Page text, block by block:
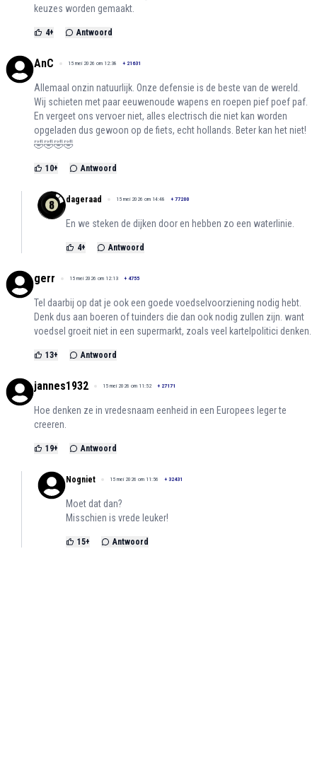
keuzes worden gemaakt.
4+ Antwoord
AnC 15 mei 2026 om 12:38 + 21631
Allemaal onzin natuurlijk. Onze defensie is de beste van de wereld.
Wij schieten met paar eeuwenoude wapens en roepen pief poef paf.
En vergeet ons vervoer niet, alles electrisch die niet kan worden
opgeladen dus gewoon op de fiets, echt hollands. Beter kan het niet!
🤣🤣🤣🤣
10+ Antwoord
dageraad 15 mei 2026 om 14:48 + 77200
En we steken de dijken door en hebben zo een waterlinie.
4+ Antwoord
gerr 15 mei 2026 om 12:13 + 4755
Tel daarbij op dat je ook een goede voedselvoorziening nodig hebt.
Denk dus aan boeren of tuinders die dan ook nodig zullen zijn. want
voedsel groeit niet in een supermarkt, zoals veel kartelpolitici denken.
13+ Antwoord
jannes1932 15 mei 2026 om 11:52 + 27171
Hoe denken ze in vredesnaam eenheid in een Europees leger te
creeren.
19+ Antwoord
Nogniet 15 mei 2026 om 11:56 + 32431
Moet dat dan?
Misschien is vrede leuker!
15+ Antwoord